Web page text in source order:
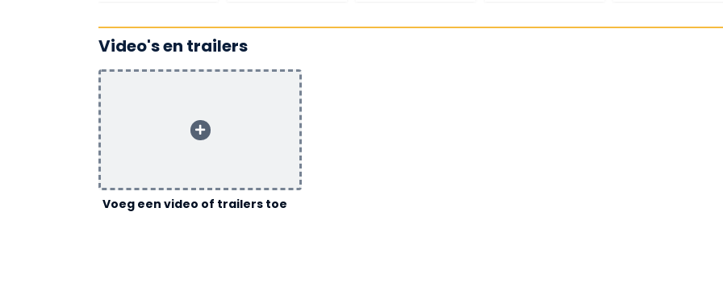
Video's en trailers
Voeg een video of trailers toe